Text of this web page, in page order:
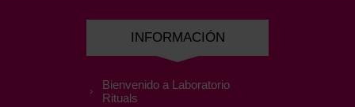
INFORMACIÓN
Bienvenido a Laboratorio
Rituals